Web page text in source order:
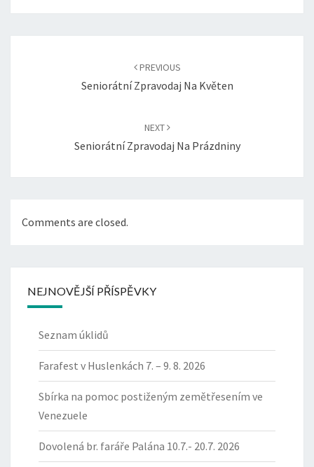
PREVIOUS
Seniorátní Zpravodaj Na Květen
NEXT
Seniorátní Zpravodaj Na Prázdniny
Comments are closed.
NEJNOVĚJŠÍ PŘÍSPĚVKY
Seznam úklidů
Farafest v Huslenkách 7. – 9. 8. 2026
Sbírka na pomoc postiženým zemětřesením ve
Venezuele
Dovolená br. faráře Palána 10.7.- 20.7. 2026